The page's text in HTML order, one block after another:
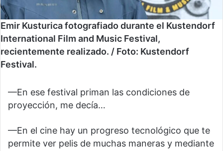
Emir Kusturica fotografiado durante el Kustendorf
International Film and Music Festival,
recientemente realizado. / Foto: Kustendorf
Festival.
—En ese festival priman las condiciones de
proyección, me decía…
—En el cine hay un progreso tecnológico que te
permite ver pelis de muchas maneras y mediante